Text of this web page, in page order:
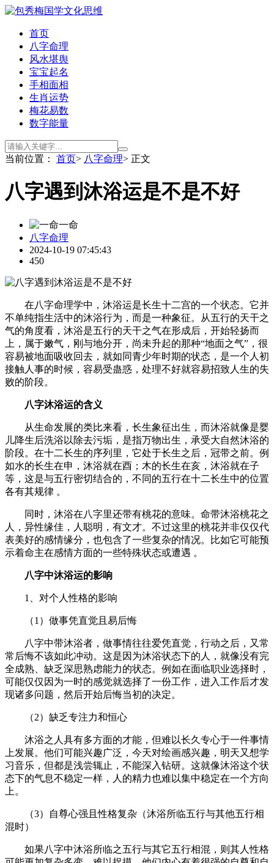
首页
八字命理
风水堪舆
宝宝起名
手相面相
生肖运势
梅花易数
数字能量
当前位置： 首页> 八字命理> 正文
八字遇到沐浴运是不是不好
一命
八字命理
2024-10-19 07:45:43
450
在八字命理学中，沐浴运是长生十二宫的一个状态。它并
不单纯指生活中的沐浴行为，而是一种象征。从五行的天干之
气的角度看，沐浴是五行的天干之气在形成后，开始轻扬而
上，属于嫩气，刚与地分开，尚未升起的那种“地面之气”，很
容易被地面吸收回去，就如同青少年时期的状态，是一个人初
接触人事的时候，容易受蛊惑，处理不好就容易招致人生的失
败的阶段。
八字沐浴运的含义
从生命发展的类比来看，长生象征出生，而沐浴就像是婴
儿降生后洗浴以除去污垢，是指万物出生，承受大自然沐浴的
阶段。在十二长生的序列里，它处于长生之后，冠带之前。例
如水的长生在申，沐浴就在酉；木的长生在亥，沐浴就在子
等，这是与五行密切结合的，不同的五行在十二长生中的位置
各有其规律 。
同时，沐浴在八字里还带有桃花的意味。命带沐浴桃花之
人，异性缘佳，人聪明，有文才。不过这里的桃花并非仅仅代
表美好的感情缘分，也包含了一些复杂的情况。比如它可能预
示着命主在感情方面的一些特殊状态或遭遇 。
八字中沐浴运的影响
1、对个人性格的影响
（1）做事凭直觉且易后悔
八字中带沐浴者，做事情往往爱凭直觉，行动之后，又常
常后悔不该如此冲动。这是因为沐浴状态下的人，就像没有完
全成熟、缺乏深思熟虑能力的状态。例如在面临职业选择时，
可能仅仅因为一时的感觉就选择了一份工作，进入工作后才发
现诸多问题，然后开始后悔当初的决定。
（2）缺乏专注力和恒心
沐浴之人具有多方面的才能，但难以长久专心于一件事情
上发展。他们可能兴趣广泛，今天对绘画感兴趣，明天又想学
习音乐，但都是浅尝辄止，不能深入钻研。这就像沐浴这个状
态下的气息不稳定一样，人的精力也难以集中稳定在一个方向
上。
（3）自尊心强且性格复杂（沐浴所临五行与其他五行相
混时）
如果八字中沐浴所临之五行与其它五行相混，则其人性格